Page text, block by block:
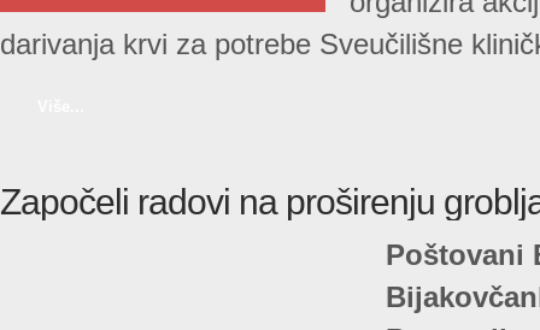
darivanja krvi za potrebe Sveučilišne
Započeli radovi na proširenju
Poštovani